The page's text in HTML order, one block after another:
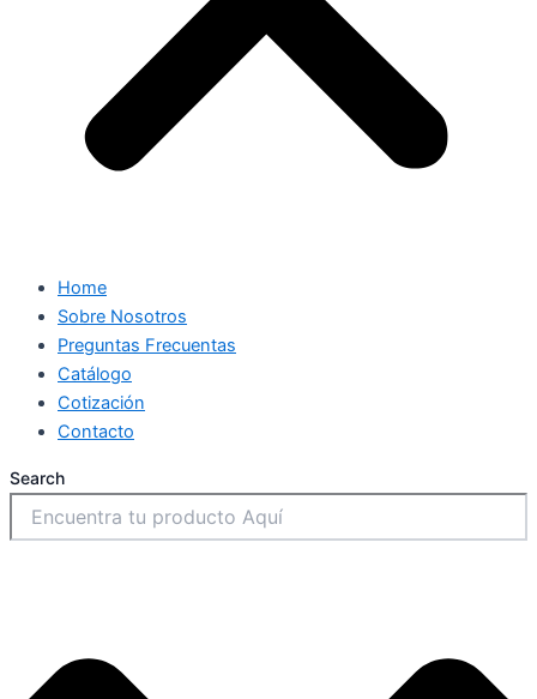
Home
Sobre Nosotros
Preguntas Frecuentas
Catálogo
Cotización
Contacto
Search